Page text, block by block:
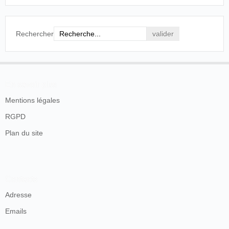
Puisque nous parlons de cet
oeuvre, ajoutons que notre
concitoyen, M. Léon Randon, le
photographe bien connu, met en
vente chez M. Lambin, rue de la
République, plusieurs
janvier 1895, p. 5.
de l'année 1896, au moment où il transmet un courrier aux
Rechercher
Mentions légales
RGPD
Plan du site
Adresse
Emails